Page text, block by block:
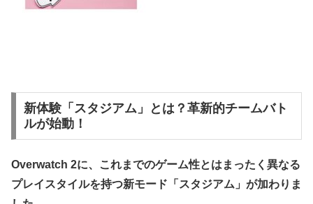
新体験「スタジアム」とは？革新的チームバト
ルが始動！
Overwatch 2に、これまでのゲーム性とはまったく異なる
プレイスタイルを持つ新モード「スタジアム」が加わりま